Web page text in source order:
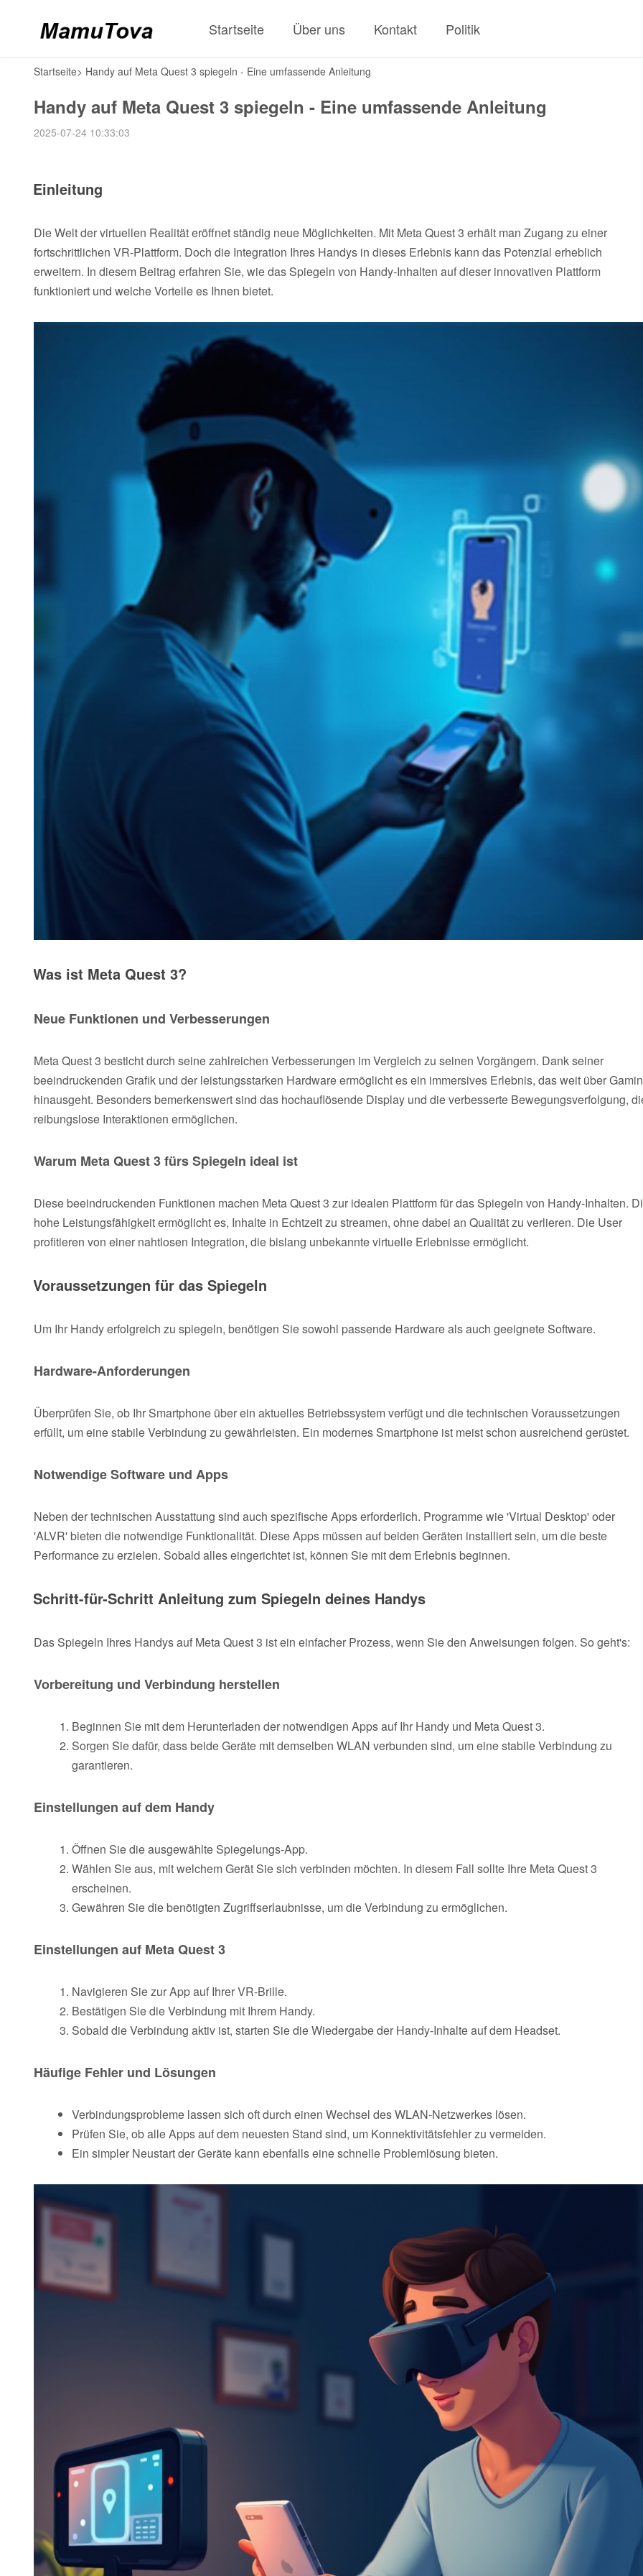
Startseite Über uns Kontakt Politik
Startseite> Handy auf Meta Quest 3 spiegeln - Eine umfassende Anleitung
Handy auf Meta Quest 3 spiegeln - Eine umfassende Anleitung
2025-07-24 10:33:03
Einleitung
Die Welt der virtuellen Realität eröffnet ständig neue Möglichkeiten. Mit Meta Quest 3 erhält man Zugang zu einer
fortschrittlichen VR-Plattform. Doch die Integration Ihres Handys in dieses Erlebnis kann das Potenzial erheblich
erweitern. In diesem Beitrag erfahren Sie, wie das Spiegeln von Handy-Inhalten auf dieser innovativen Plattform
funktioniert und welche Vorteile es Ihnen bietet.
Was ist Meta Quest 3?
Neue Funktionen und Verbesserungen
Meta Quest 3 besticht durch seine zahlreichen Verbesserungen im Vergleich zu seinen Vorgängern. Dank seiner
beeindruckenden Grafik und der leistungsstarken Hardware ermöglicht es ein immersives Erlebnis, das weit über
hinausgeht. Besonders bemerkenswert sind das hochauflösende Display und die verbesserte Bewegungsverfolgung,
reibungslose Interaktionen ermöglichen.
Warum Meta Quest 3 fürs Spiegeln ideal ist
Diese beeindruckenden Funktionen machen Meta Quest 3 zur idealen Plattform für das Spiegeln von Handy-Inhalten.
hohe Leistungsfähigkeit ermöglicht es, Inhalte in Echtzeit zu streamen, ohne dabei an Qualität zu verlieren. Die User
profitieren von einer nahtlosen Integration, die bislang unbekannte virtuelle Erlebnisse ermöglicht.
Voraussetzungen für das Spiegeln
Um Ihr Handy erfolgreich zu spiegeln, benötigen Sie sowohl passende Hardware als auch geeignete Software.
Hardware-Anforderungen
Überprüfen Sie, ob Ihr Smartphone über ein aktuelles Betriebssystem verfügt und die technischen Voraussetzungen
erfüllt, um eine stabile Verbindung zu gewährleisten. Ein modernes Smartphone ist meist schon ausreichend gerüstet.
Notwendige Software und Apps
Neben der technischen Ausstattung sind auch spezifische Apps erforderlich. Programme wie 'Virtual Desktop' oder
'ALVR' bieten die notwendige Funktionalität. Diese Apps müssen auf beiden Geräten installiert sein, um die beste
Performance zu erzielen. Sobald alles eingerichtet ist, können Sie mit dem Erlebnis beginnen.
Schritt-für-Schritt Anleitung zum Spiegeln deines Handys
Das Spiegeln Ihres Handys auf Meta Quest 3 ist ein einfacher Prozess, wenn Sie den Anweisungen folgen. So geht's:
Vorbereitung und Verbindung herstellen
Beginnen Sie mit dem Herunterladen der notwendigen Apps auf Ihr Handy und Meta Quest 3.
Sorgen Sie dafür, dass beide Geräte mit demselben WLAN verbunden sind, um eine stabile Verbindung zu
garantieren.
Einstellungen auf dem Handy
Öffnen Sie die ausgewählte Spiegelungs-App.
Wählen Sie aus, mit welchem Gerät Sie sich verbinden möchten. In diesem Fall sollte Ihre Meta Quest 3
erscheinen.
Gewähren Sie die benötigten Zugriffserlaubnisse, um die Verbindung zu ermöglichen.
Einstellungen auf Meta Quest 3
Navigieren Sie zur App auf Ihrer VR-Brille.
Bestätigen Sie die Verbindung mit Ihrem Handy.
Sobald die Verbindung aktiv ist, starten Sie die Wiedergabe der Handy-Inhalte auf dem Headset.
Häufige Fehler und Lösungen
Verbindungsprobleme lassen sich oft durch einen Wechsel des WLAN-Netzwerkes lösen.
Prüfen Sie, ob alle Apps auf dem neuesten Stand sind, um Konnektivitätsfehler zu vermeiden.
Ein simpler Neustart der Geräte kann ebenfalls eine schnelle Problemlösung bieten.